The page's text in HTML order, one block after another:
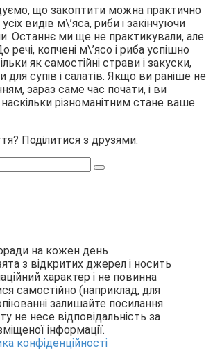
що закоптити можна практично
видів м\’яса, риби і закінчуючи
Останнє ми ще не практикували, але
копчені м\’ясо і риба успішно
як самостійні страви і закуски,
для супів і салатів. Якщо ви раніше не
зараз саме час почати, і ви
наскільки різноманітним стане ваше
Поділитися з друзями:
на кожен день
з відкритих джерел і носить
характер і не повинна
самостійно (наприклад, для
залишайте посилання.
не несе відповідальність за
інформації.
конфіденційності